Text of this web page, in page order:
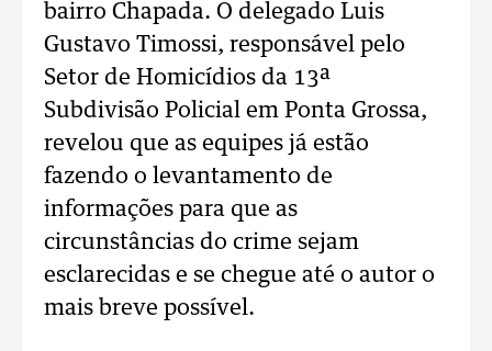
bairro Chapada. O delegado Luis
Gustavo Timossi, responsável pelo
Setor de Homicídios da 13ª
Subdivisão Policial em Ponta Grossa,
revelou que as equipes já estão
fazendo o levantamento de
informações para que as
circunstâncias do crime sejam
esclarecidas e se chegue até o autor o
mais breve possível.